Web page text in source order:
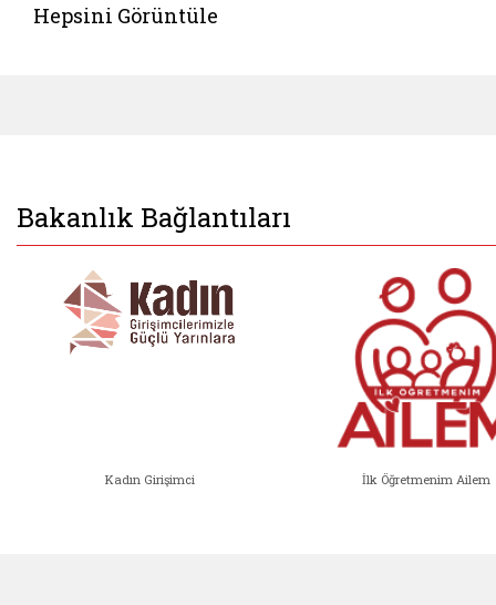
Hepsini Görüntüle
Bakanlık Bağlantıları
Kadın Girişimci İlk Öğretmenim Ailem